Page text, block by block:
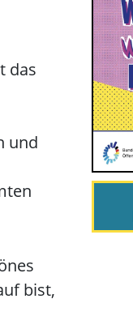
das
und
bist,